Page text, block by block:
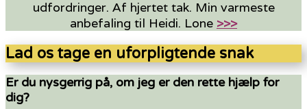
udfordringer. Af hjertet tak. Min varmeste
anbefaling til Heidi. Lone >>>
Lad os tage en uforpligtende snak
Er du nysgerrig på, om jeg er den rette hjælp for
dig?